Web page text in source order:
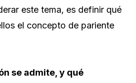
este tema, es definir qué
el concepto de pariente
se admite, y qué